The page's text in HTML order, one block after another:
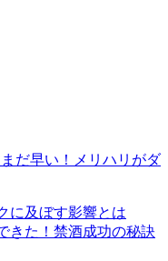
だ早い！メリハリがダ
に及ぼす影響とは
きた！禁酒成功の秘訣